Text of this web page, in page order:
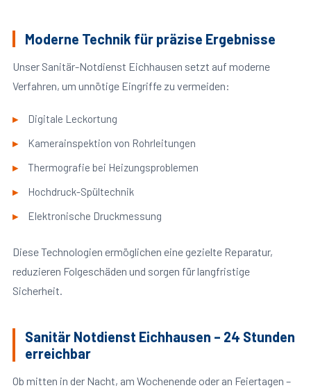
Moderne Technik für präzise Ergebnisse
Unser Sanitär-Notdienst Eichhausen setzt auf moderne
Verfahren, um unnötige Eingriffe zu vermeiden:
Digitale Leckortung
Kamerainspektion von Rohrleitungen
Thermografie bei Heizungsproblemen
Hochdruck-Spültechnik
Elektronische Druckmessung
Diese Technologien ermöglichen eine gezielte Reparatur,
reduzieren Folgeschäden und sorgen für langfristige
Sicherheit.
Sanitär Notdienst Eichhausen – 24 Stunden
erreichbar
Ob mitten in der Nacht, am Wochenende oder an Feiertagen –